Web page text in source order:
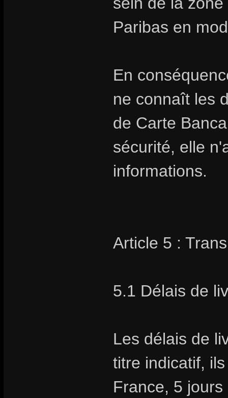
Paribas en
En
ne connaît les
de Carte
sécurité, elle
informations.
Article 5 :
5.1 Délais de
Les délais de
titre indicatif,
France, 5